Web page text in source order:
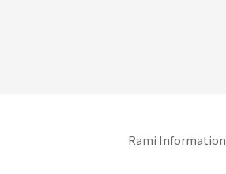
Rami Information